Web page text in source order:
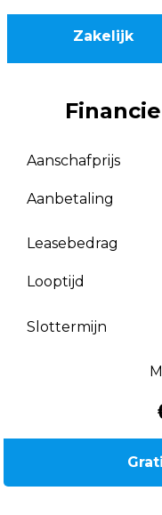
Zakelijk
Aanschafprijs
Aanbetaling
Leasebedrag
Looptijd
Slottermijn